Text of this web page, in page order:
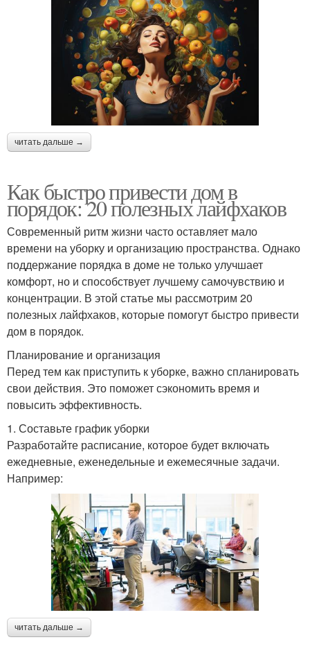
читать дальше →
Как быстро привести дом в
порядок: 20 полезных лайфхаков
Современный ритм жизни часто оставляет мало
времени на уборку и организацию пространства. Однако
поддержание порядка в доме не только улучшает
комфорт, но и способствует лучшему самочувствию и
концентрации. В этой статье мы рассмотрим 20
полезных лайфхаков, которые помогут быстро привести
дом в порядок.
Планирование и организация
Перед тем как приступить к уборке, важно спланировать
свои действия. Это поможет сэкономить время и
повысить эффективность.
1. Составьте график уборки
Разработайте расписание, которое будет включать
ежедневные, еженедельные и ежемесячные задачи.
Например:
читать дальше →